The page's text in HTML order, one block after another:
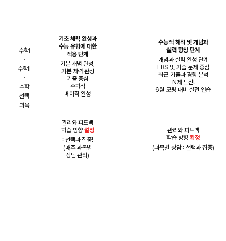
수학I
·
수학II
·
수학
선택
과목
기초 체력 완성과
수능 유형에 대한
적응 단계
기본 개념 완성,
기본 체력 완성
기출 중심
수학적
베이직 완성
수능적 해석 및 개념과
실력 향상 단계
개념과 실력 완성 단계
EBS 및 기출 문제 중심
최근 기출과 경향 분석
N제 도전!
6월 모평 대비 실전 연습
관리와 피드백
학습 방향설정
: 선택과 집중!
(매주 과목별
상담 관리)
관리와 피드백
학습 방향확정
(과목별 상담 : 선택과 집중)